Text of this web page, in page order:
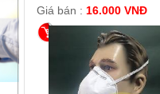
Giá bán : 16.000 VNĐ
Chi tiết